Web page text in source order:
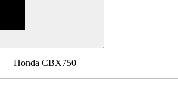
Honda CBX750